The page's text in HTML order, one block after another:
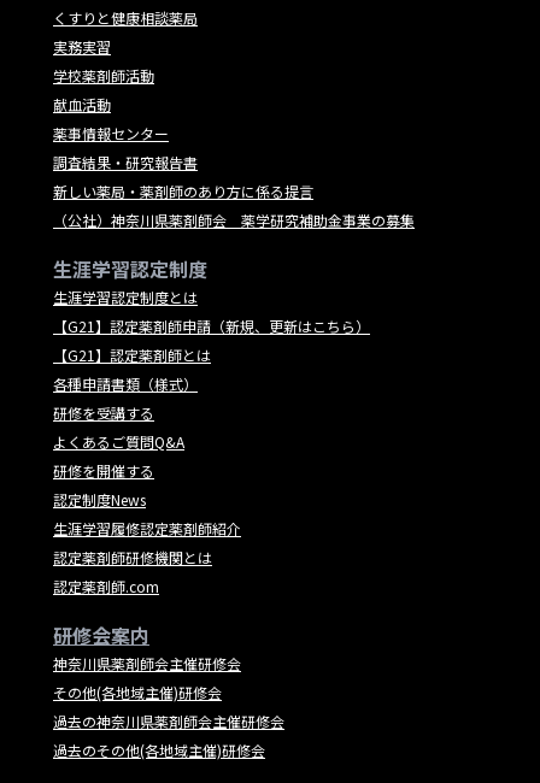
くすりと健康相談薬局
実務実習
学校薬剤師活動
献血活動
薬事情報センター
調査結果・研究報告書
新しい薬局・薬剤師のあり方に係る提言
（公社）神奈川県薬剤師会 薬学研究補助金事業の募集
生涯学習認定制度
生涯学習認定制度とは
【G21】認定薬剤師申請（新規、更新はこちら）
【G21】認定薬剤師とは
各種申請書類（様式）
研修を受講する
よくあるご質問Q&A
研修を開催する
認定制度News
生涯学習履修認定薬剤師紹介
認定薬剤師研修機関とは
認定薬剤師.com
研修会案内
神奈川県薬剤師会主催研修会
その他(各地域主催)研修会
過去の神奈川県薬剤師会主催研修会
過去のその他(各地域主催)研修会